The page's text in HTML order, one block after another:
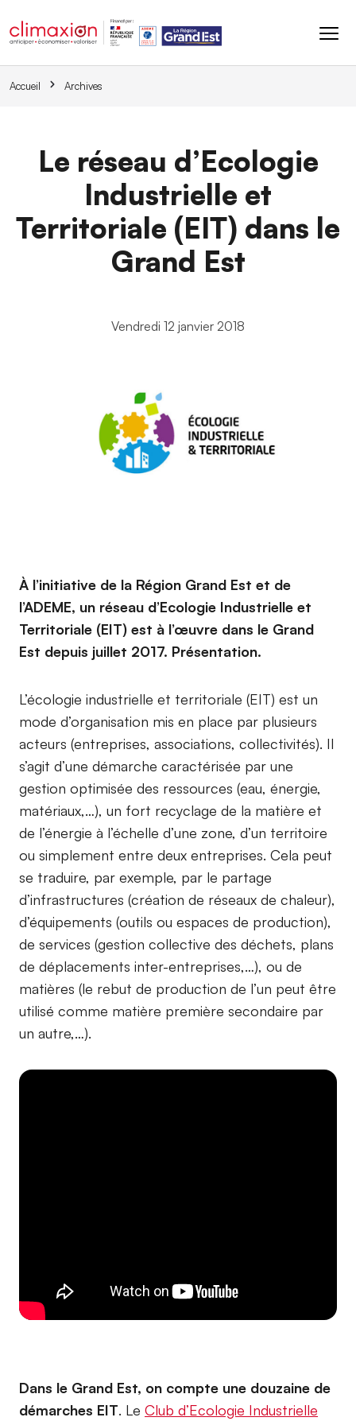
Accueil Archives
Le réseau d’Ecologie
Industrielle et
Territoriale (EIT) dans le
Grand Est
Vendredi 12 janvier 2018
À l’initiative de la Région Grand Est et de
l’ADEME, un réseau d’Ecologie Industrielle et
Territoriale (EIT) est à l’œuvre dans le Grand
Est depuis juillet 2017. Présentation.
L’écologie industrielle et territoriale (EIT) est un
mode d’organisation mis en place par plusieurs
acteurs (entreprises, associations, collectivités). Il
s’agit d’une démarche caractérisée par une
gestion optimisée des ressources (eau, énergie,
matériaux,…), un fort recyclage de la matière et
de l’énergie à l’échelle d’une zone, d’un territoire
ou simplement entre deux entreprises. Cela peut
se traduire, par exemple, par le partage
d’infrastructures (création de réseaux de chaleur),
d’équipements (outils ou espaces de production),
de services (gestion collective des déchets, plans
de déplacements inter-entreprises,…), ou de
matières (le rebut de production de l’un peut être
utilisé comme matière première secondaire par
un autre,…).
Dans le Grand Est, on compte une douzaine de
démarches EIT. Le Club d’Ecologie Industrielle